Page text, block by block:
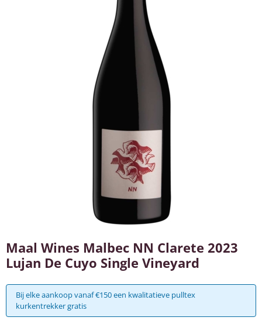
Maal Wines Malbec NN Clarete 2023
Lujan De Cuyo Single Vineyard
Bij elke aankoop vanaf €150 een kwalitatieve pulltex
kurkentrekker gratis